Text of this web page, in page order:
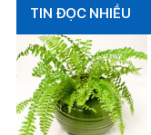
TIN ĐỌC NHIỀU